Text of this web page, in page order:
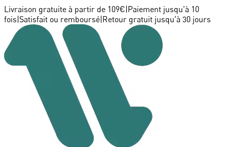
Livraison gratuite à partir de 109€ Paiement jusqu'à 10
fois Satisfait ou remboursé Retour gratuit jusqu'à 30 jours